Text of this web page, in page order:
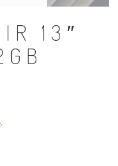
13″